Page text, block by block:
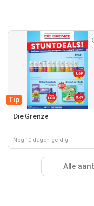
Tip
Die Grenze
Nog 10 dagen geldig
Alle